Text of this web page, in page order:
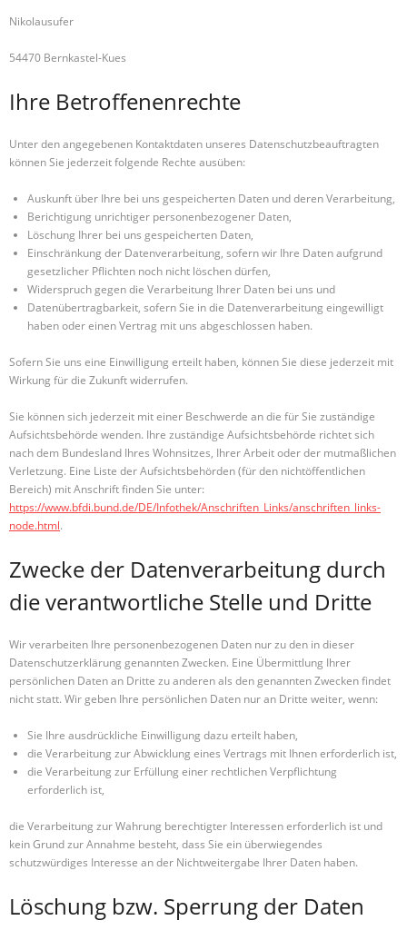
Nikolausufer
54470 Bernkastel-Kues
Ihre Betroffenenrechte
Unter den angegebenen Kontaktdaten unseres Datenschutzbeauftragten
können Sie jederzeit folgende Rechte ausüben:
Auskunft über Ihre bei uns gespeicherten Daten und deren Verarbeitung,
Berichtigung unrichtiger personenbezogener Daten,
Löschung Ihrer bei uns gespeicherten Daten,
Einschränkung der Datenverarbeitung, sofern wir Ihre Daten aufgrund
gesetzlicher Pflichten noch nicht löschen dürfen,
Widerspruch gegen die Verarbeitung Ihrer Daten bei uns und
Datenübertragbarkeit, sofern Sie in die Datenverarbeitung eingewilligt
haben oder einen Vertrag mit uns abgeschlossen haben.
Sofern Sie uns eine Einwilligung erteilt haben, können Sie diese jederzeit mit
Wirkung für die Zukunft widerrufen.
Sie können sich jederzeit mit einer Beschwerde an die für Sie zuständige
Aufsichtsbehörde wenden. Ihre zuständige Aufsichtsbehörde richtet sich
nach dem Bundesland Ihres Wohnsitzes, Ihrer Arbeit oder der mutmaßlichen
Verletzung. Eine Liste der Aufsichtsbehörden (für den nichtöffentlichen
Bereich) mit Anschrift finden Sie unter:
https://www.bfdi.bund.de/DE/Infothek/Anschriften_Links/anschriften_links-
node.html.
Zwecke der Datenverarbeitung durch
die verantwortliche Stelle und Dritte
Wir verarbeiten Ihre personenbezogenen Daten nur zu den in dieser
Datenschutzerklärung genannten Zwecken. Eine Übermittlung Ihrer
persönlichen Daten an Dritte zu anderen als den genannten Zwecken findet
nicht statt. Wir geben Ihre persönlichen Daten nur an Dritte weiter, wenn:
Sie Ihre ausdrückliche Einwilligung dazu erteilt haben,
die Verarbeitung zur Abwicklung eines Vertrags mit Ihnen erforderlich ist,
die Verarbeitung zur Erfüllung einer rechtlichen Verpflichtung
erforderlich ist,
die Verarbeitung zur Wahrung berechtigter Interessen erforderlich ist und
kein Grund zur Annahme besteht, dass Sie ein überwiegendes
schutzwürdiges Interesse an der Nichtweitergabe Ihrer Daten haben.
Löschung bzw. Sperrung der Daten